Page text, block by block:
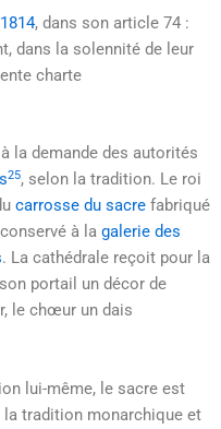
, dans son article 74 :
dans la solennité de leur
charte
la demande des autorités
25, selon la tradition. Le roi
carrosse du sacre fabriqué
à la galerie des
. La cathédrale reçoit pour la
portail un décor de
le chœur un dais
lui-même, le sacre est
tradition monarchique et